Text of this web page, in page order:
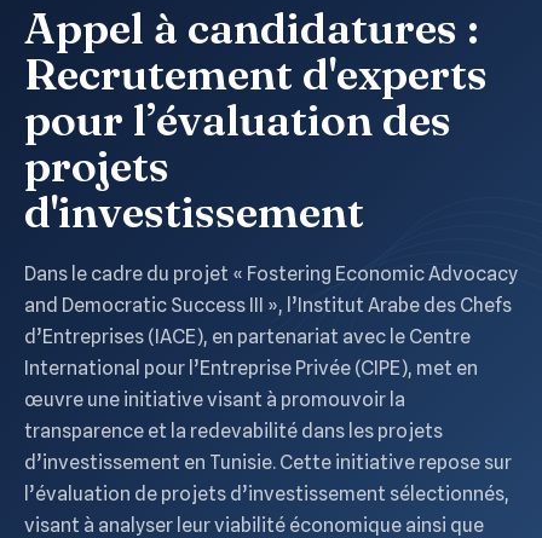
Appel à candidatures :
Recrutement d'experts
pour l’évaluation des
projets
d'investissement
Dans le cadre du projet « Fostering Economic Advocacy
and Democratic Success III », l’Institut Arabe des Chefs
d’Entreprises (IACE), en partenariat avec le Centre
International pour l’Entreprise Privée (CIPE), met en
œuvre une initiative visant à promouvoir la
transparence et la redevabilité dans les projets
d’investissement en Tunisie. Cette initiative repose sur
l’évaluation de projets d’investissement sélectionnés,
visant à analyser leur viabilité économique ainsi que